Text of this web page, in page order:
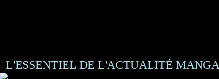
L'ESSENTIEL DE L'ACTUALITÉ